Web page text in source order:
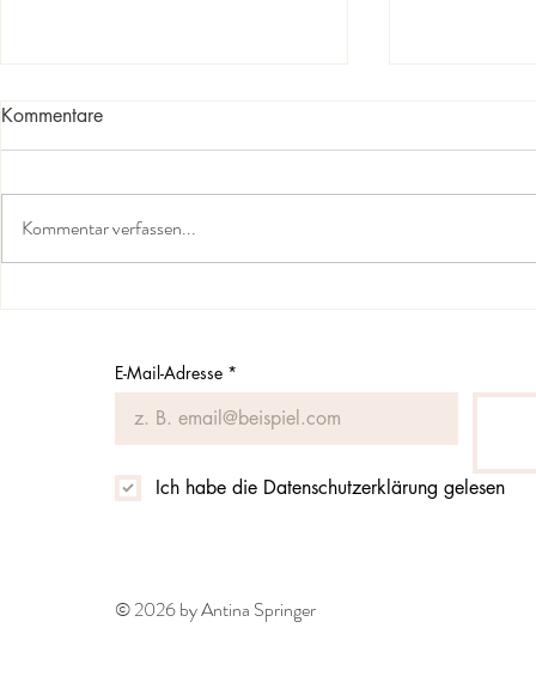
Kommentare
Kommentar verfassen...
E-Mail-Adresse *
Ich habe die Datenschutzerklärung gelesen
© 2026 by Antina Springer